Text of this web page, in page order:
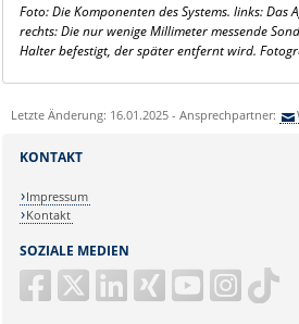
Foto: Die Komponenten des Systems. links: Das
rechts: Die nur wenige Millimeter messende
Halter befestigt, der später entfernt wird.
Letzte Änderung: 16.01.2025 - Ansprechpartner:
SOZIALE MEDIEN
KONTAKT
Impressum
Kontakt